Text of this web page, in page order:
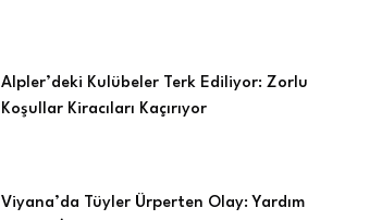
Alpler’deki Kulübeler Terk Ediliyor: Zorlu
Koşullar Kiracıları Kaçırıyor
Viyana’da Tüyler Ürperten Olay: Yardım